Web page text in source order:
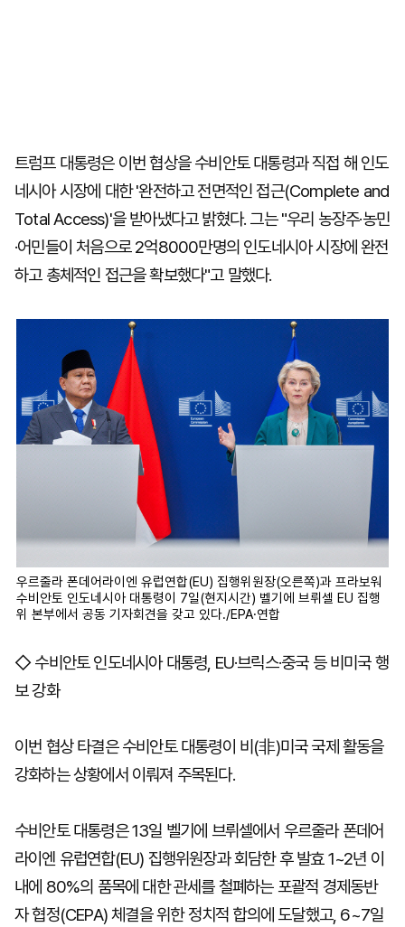
트럼프 대통령은 이번 협상을 수비안토 대통령과 직접 해 인도
네시아 시장에 대한 '완전하고 전면적인 접근(Complete and
Total Access)'을 받아냈다고 밝혔다. 그는 "우리 농장주·농민
·어민들이 처음으로 2억8000만명의 인도네시아 시장에 완전
하고 총체적인 접근을 확보했다"고 말했다.
우르줄라 폰데어라이엔 유럽연합(EU) 집행위원장(오른쪽)과 프라보워
수비안토 인도네시아 대통령이 7일(현지시간) 벨기에 브뤼셀 EU 집행
위 본부에서 공동 기자회견을 갖고 있다./EPA·연합
◇ 수비안토 인도네시아 대통령, EU·브릭스·중국 등 비미국 행
보 강화
이번 협상 타결은 수비안토 대통령이 비(非)미국 국제 활동을
강화하는 상황에서 이뤄져 주목된다.
수비안토 대통령은 13일 벨기에 브뤼셀에서 우르줄라 폰데어
라이엔 유럽연합(EU) 집행위원장과 회담한 후 발효 1~2년 이
내에 80%의 품목에 대한 관세를 철폐하는 포괄적 경제동반
자 협정(CEPA) 체결을 위한 정치적 합의에 도달했고, 6~7일